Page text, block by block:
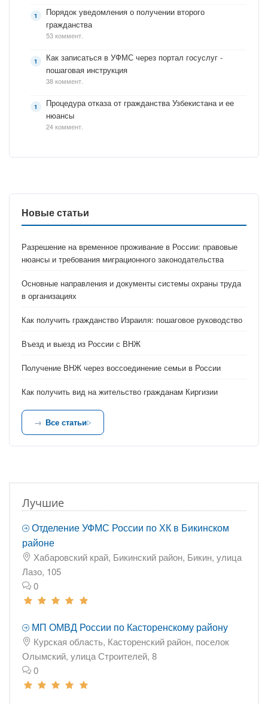
Порядок уведомления о получении второго
гражданства
53 коммент.
Как записаться в УФМС через портал госуслуг -
пошаговая инструкция
38 коммент.
Процедура отказа от гражданства Узбекистана и ее
нюансы
24 коммент.
Новые статьи
Разрешение на временное проживание в России: правовые
нюансы и требования миграционного законодательства
Основные направления и документы системы охраны труда
в организациях
Как получить гражданство Израиля: пошаговое руководство
Въезд и выезд из России с ВНЖ
Получение ВНЖ через воссоединение семьи в России
Как получить вид на жительство гражданам Киргизии
Все статьи
Лучшие
Отделение УФМС России по ХК в Бикинском
районе
Хабаровский край, Бикинский район, Бикин, улица
Лазо, 105
0
МП ОМВД России по Касторенскому району
Курская область, Касторенский район, поселок
Олымский, улица Строителей, 8
0